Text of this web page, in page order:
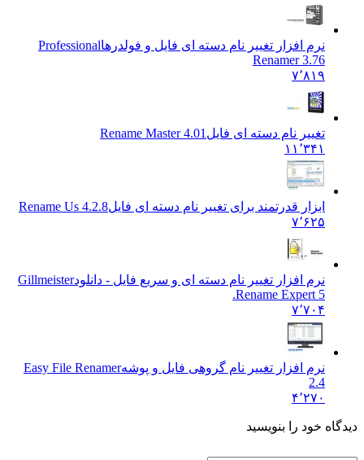
نرم افزار تغییر نام دسته ای فایل و فولدرهاProfessional
Renamer 3.76
تغییر نام دسته ای فایلRename Master 4.01
۱۱٬۳۴۱
ابزار قدرتمند برای تغییر نام دسته ای فایلRename Us 4.2.8
نرم افزار تغییر نام دسته ای و سریع فایل - دانلودGillmeister
Rename Expert 5.
نرم افزار تغییر نام گروهی فایل و پوشهEasy File Renamer
خود را بنویسید